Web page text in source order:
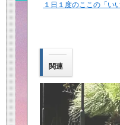
１日１度のここの「い
関連